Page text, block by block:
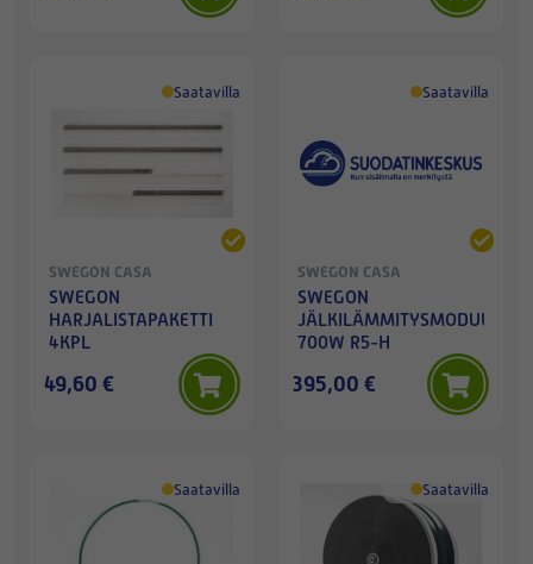
Saatavilla
SWEGON CASA
SWEGON
HARJALISTAPAKETTI
4KPL
49,60 €
Saatavilla
SWEGON CASA
SWEGON
JÄLKILÄMMITYSMODUULI
700W R5-H
395,00 €
Saatavilla Saatavilla